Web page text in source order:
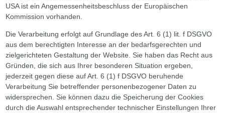
USA ist ein Angemessenheitsbeschluss der Europäischen
Kommission vorhanden.
Die Verarbeitung erfolgt auf Grundlage des Art. 6 (1) lit. f DSGVO
aus dem berechtigten Interesse an der bedarfsgerechten und
zielgerichteten Gestaltung der Website. Sie haben das Recht aus
Gründen, die sich aus Ihrer besonderen Situation ergeben,
jederzeit gegen diese auf Art. 6 (1) f DSGVO beruhende
Verarbeitung Sie betreffender personenbezogener Daten zu
widersprechen. Sie können dazu die Speicherung der Cookies
durch die Auswahl entsprechender technischer Einstellungen Ihrer